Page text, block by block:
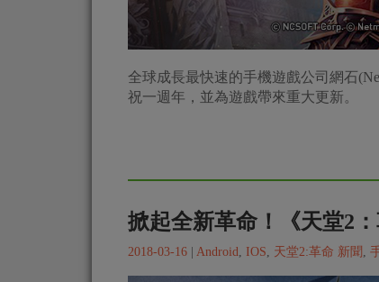
全球成長最快速的手機遊戲公司網石
祝一週年，並為遊戲帶來重大更新。
掀起全新革命！《天堂2
2018-03-16 | Android IOS 天堂2:革命 新聞